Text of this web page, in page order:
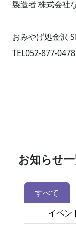
製造者 株式会社
おみやげ処金沢
TEL052-877-0478
お知らせ
すべて
イベン